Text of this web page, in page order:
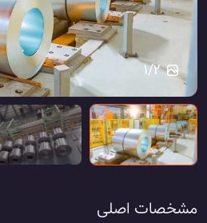
1/2
مشخصات اصلی